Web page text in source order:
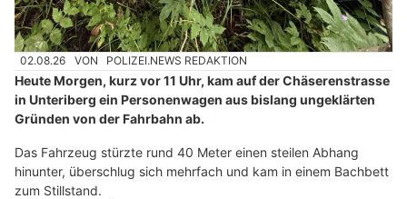
02.08.26 VON POLIZEI.NEWS REDAKTION
Heute Morgen, kurz vor 11 Uhr, kam auf der Chäserenstrasse
in Unteriberg ein Personenwagen aus bislang ungeklärten
Gründen von der Fahrbahn ab.
Das Fahrzeug stürzte rund 40 Meter einen steilen Abhang
hinunter, überschlug sich mehrfach und kam in einem Bachbett
zum Stillstand.